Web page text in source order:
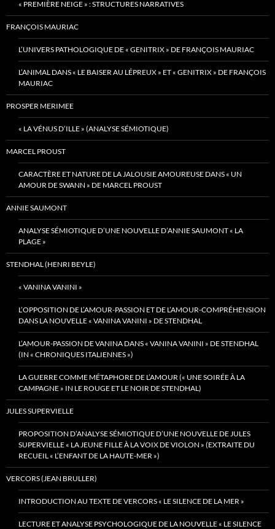
« PREMIÈRE NEIGE » : STRUCTURES NARRATIVES
FRANÇOIS MAURIAC
L’UNIVERS PATHOLOGIQUE DE « GENITRIX » DE FRANÇOIS MAURIAC
L’ANIMAL DANS « LE BAISER AU LÉPREUX » ET « GENITRIX » DE FRANÇOIS
MAURIAC
PROSPER MERIMEE
« LA VÉNUS D’ILLE » (ANALYSE SÉMIOTIQUE)
MARCEL PROUST
CARACTÈRE ET NATURE DE LA JALOUSIE AMOUREUSE DANS « UN
AMOUR DE SWANN » DE MARCEL PROUST
ANNIE SAUMONT
ANALYSE SÉMIOTIQUE D’UNE NOUVELLE D’ANNIE SAUMONT « LA
PLAGE »
STENDHAL (HENRI BEYLE)
« VANINA VANINI »
L’OPPOSITION DE L’AMOUR-PASSION ET DE L’AMOUR-COMPRÉHENSION
DANS LA NOUVELLE « VANINA VANINI » DE STENDHAL
L’AMOUR-PASSION DE VANINA DANS « VANINA VANINI » DE STENDHAL
(IN « CHRONIQUES ITALIENNES »)
LA GUERRE COMME MÉTAPHORE DE L’AMOUR (« UNE SOIRÉE À LA
CAMPAGNE » IN LE ROUGE ET LE NOIR DE STENDHAL)
JULES SUPERVIELLE
PROPOSITION D’ANALYSE SÉMIOTIQUE D’UNE NOUVELLE DE JULES
SUPERVIELLE « LA JEUNE FILLE À LA VOIX DE VIOLON » (EXTRAITE DU
RECUEIL « L’ENFANT DE LA HAUTE-MER »)
VERCORS (JEAN BRULLER)
INTRODUCTION AU TEXTE DE VERCORS « LE SILENCE DE LA MER »
LECTURE ET ANALYSE PSYCHOLOGIQUE DE LA NOUVELLE « LE SILENCE